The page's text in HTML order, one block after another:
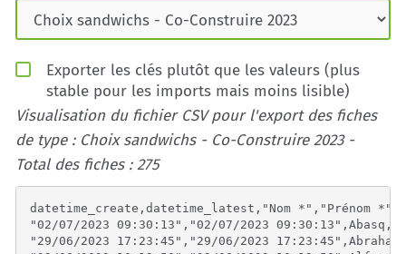
Exporter les clés plutôt que les valeurs (plus
stable pour les imports mais moins lisible)
Visualisation du fichier CSV pour l'export des fiches
de type : Choix sandwichs - Co-Construire 2023 -
Total des fiches : 275
datetime_create,datetime_latest,"Nom *","Prénom *","Choix mercredi 5 *","Crudités? *","Choix jeudi 6 *","Crudités? *","Des informations à nous communiquer? (Allergies,...)"
"02/07/2023 09:30:13","02/07/2023 09:30:13",Abasq,"Noémie ","""Végétarien (chèvre-pomme-miel)""","""Avec crudités""","""Poulet - mayonnaise""","""Avec crudités""",
"29/06/2023 17:23:45","29/06/2023 17:23:45",Abraham,Emilie,"""Américain du boucher""","""Sans crudités""","""Jambon - fromage - mayonnaise""","""Avec crudités""",
"29/06/2023 10:19:50","29/06/2023 10:19:50",Alfonso,Philippe,"""Américain du boucher""","""Avec crudités""","""Salade de thon mayonnaise (maison)""","""Avec crudités""",
"04/07/2023 15:36:24","04/07/2023 15:36:24",Araci,Yamani,"""Américain du boucher""","""Avec crudités""","""Salade de thon mayonnaise (maison)""","""Avec crudités""",
"03/07/2023 11:42:25","03/07/2023 11:42:25",Araci,Yamani,"""Salade de thon mayonnaise (maison)""","""Avec crudités""","""Américain du boucher""","""Avec crudités""",
"21/06/2023 22:32:34","21/06/2023 22:32:34","Assal Pôles en pomme 🍎 ","Frédérique ","""Végétarien (chèvre-pomme-miel)""","""Avec crudités""","""Végétarien (chèvre-pomme-miel)""","""Avec crudités""",
"20/06/2023 21:19:03","20/06/2023 21:19:03",Bainczyk,Carole,"""Salade de thon mayonnaise (maison)""","""Avec crudités""","""Jambon - fromage - mayonnaise""","""Avec crudités""","rien de particulier sinon pas trop de mayonnaise avec le jambon et le fromage ;-)"
"27/06/2023 12:30:23","27/06/2023 12:30:23","Bariaux ","Anne ","""Jambon - fromage - mayonnaise""","""Avec crudités""","""Américain du boucher""","""Avec crudités""",
"21/06/2023 11:41:28","21/06/2023 11:41:28",Bataille,Gatien,"""Végétarien (chèvre-pomme-miel)""","""Avec crudités""","""Végétarien (chèvre-pomme-miel)""","""Avec crudités""","merci chères organisatrices, vous êtes trop top ! "
"03/07/2023 10:11:41","03/07/2023 10:11:41",Baudart,Inès,"""Végétarien (chèvre-pomme-miel)""","""Avec crudités""","""Végétarien (chèvre-pomme-miel)""","""Avec crudités""",
"27/06/2023 21:34:50","27/06/2023 21:34:50","Baudlet ","Sophie ","""Jambon - fromage - mayonnaise""","""Avec crudités""","""Salade de thon mayonnaise (maison)""","""Avec crudités""",
"28/06/2023 08:30:04","28/06/2023 08:30:04",bechet,astrid,"""Végétarien (chèvre-pomme-miel)""","""Avec crudités""","""Salade de thon mayonnaise (maison)""","""Avec crudités""",
"21/06/2023 08:53:37","21/06/2023 08:53:37","Beerlandt Nadine",Nadine,"""Américain du boucher""","""Avec crudités""","""Jambon - fromage - mayonnaise""","""Avec crudités""","RAS, merci"
"28/06/2023 17:46:22","28/06/2023 17:46:22",BEIS,ANNE-PAULE,"""Américain du boucher""","""Avec crudités""","""Végétarien (chèvre-pomme-miel)""","""Avec crudités""",
"23/06/2023 08:37:27","23/06/2023 08:37:27",Benvenuti,Marie,"""Salade de thon mayonnaise (maison)""","""Avec crudités""","""Végétarien (chèvre-pomme-miel)""","""Avec crudités""",
"20/06/2023